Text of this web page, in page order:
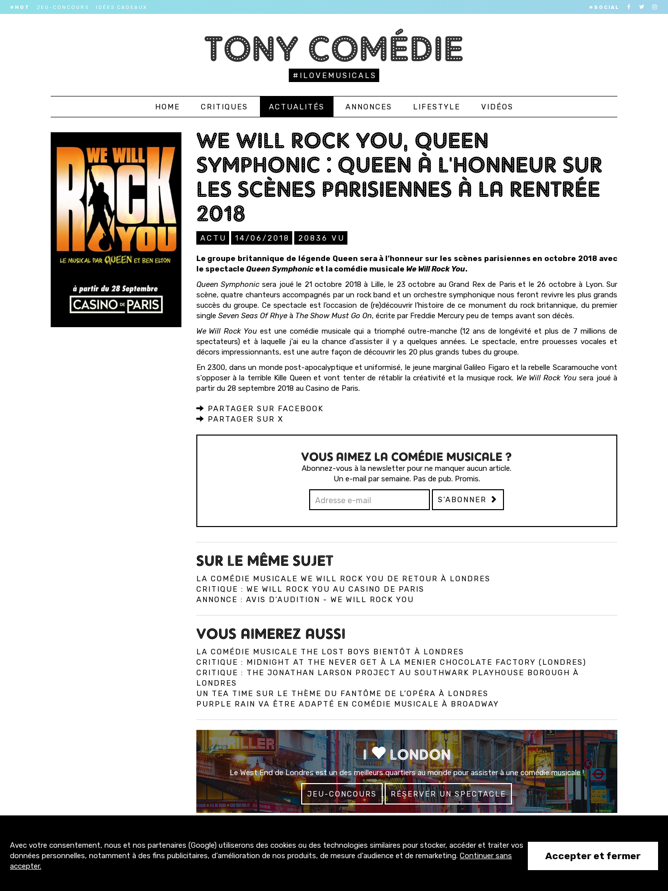
#SOCIAL
#HOT JEU-CONCOURS IDÉES CADEAUX
TONY COMÉDIE
#ILOVEMUSICALS
HOME CRITIQUES ACTUALITÉS ANNONCES LIFESTYLE VIDÉOS
WE WILL ROCK YOU, QUEEN
SYMPHONIC : QUEEN À L'HONNEUR SUR
LES SCÈNES PARISIENNES À LA RENTRÉE
2018
ACTU 14/06/2018 20836 VU
Le groupe britannique de légende Queen sera à l’honneur sur les scènes parisiennes en octobre 2018 avec
le spectacle Queen Symphonicet la comédie musicale We Will Rock You.
Queen Symphonicsera joué le 21 octobre 2018 à Lille, le 23 octobre au Grand Rex de Paris et le 26 octobre à Lyon. Sur
scène, quatre chanteurs accompagnés par un rock band et un orchestre symphonique nous feront revivre les plus grands
succès du groupe. Ce spectacle est l’occasion de (re)découvrir l’histoire de ce monument du rock britannique, du premier
single Seven Seas Of Rhyeà The Show Must Go On, écrite par Freddie Mercury peu de temps avant son décès.
We Will Rock You est une comédie musicale qui a triomphé outre-manche (12 ans de longévité et plus de 7 millions de
spectateurs) et à laquelle j'ai eu la chance d'assister il y a quelques années. Le spectacle, entre prouesses vocales et
décors impressionnants, est une autre façon de découvrir les 20 plus grands tubes du groupe.
En 2300, dans un monde post-apocalyptique et uniformisé, le jeune marginal Galileo Figaro et la rebelle Scaramouche vont
s'opposer à la terrible Kille Queen et vont tenter de rétablir la créativité et la musique rock. We Will Rock Yousera joué à
partir du 28 septembre 2018 au Casino de Paris.
PARTAGER SUR FACEBOOK
PARTAGER SUR X
VOUS AIMEZ LA COMÉDIE MUSICALE ?
Abonnez-vous à la newsletter pour ne manquer aucun article.
Un e-mail par semaine. Pas de pub. Promis.
S'ABONNER
SUR LE MÊME SUJET
LA COMÉDIE MUSICALE WE WILL ROCK YOU DE RETOUR À LONDRES
CRITIQUE : WE WILL ROCK YOU AU CASINO DE PARIS
ANNONCE : AVIS D'AUDITION - WE WILL ROCK YOU
VOUS AIMEREZ AUSSI
LA COMÉDIE MUSICALE THE LOST BOYS BIENTÔT À LONDRES
CRITIQUE : MIDNIGHT AT THE NEVER GET À LA MENIER CHOCOLATE FACTORY (LONDRES)
CRITIQUE : THE JONATHAN LARSON PROJECT AU SOUTHWARK PLAYHOUSE BOROUGH À
LONDRES
UN TEA TIME SUR LE THÈME DU FANTÔME DE L’OPÉRA À LONDRES
PURPLE RAIN VA ÊTRE ADAPTÉ EN COMÉDIE MUSICALE À BROADWAY
I LONDON
Le West End de Londres est un des meilleurs quartiers au monde pour assister à une comédie musicale !
JEU-CONCOURS RÉSERVER UN SPECTACLE
3200+
abonnés
4300+
abonnés
1500+
abonnés
Avec votre consentement, nous et nos partenaires (Google) utiliserons des cookies ou des technologies similaires pour stocker, accéder et traiter vos
données personnelles, notamment à des fins publicitaires, d'amélioration de nos produits, de mesure d'audience et de remarketing. Continuer sans
accepter.
Accepter et fermer